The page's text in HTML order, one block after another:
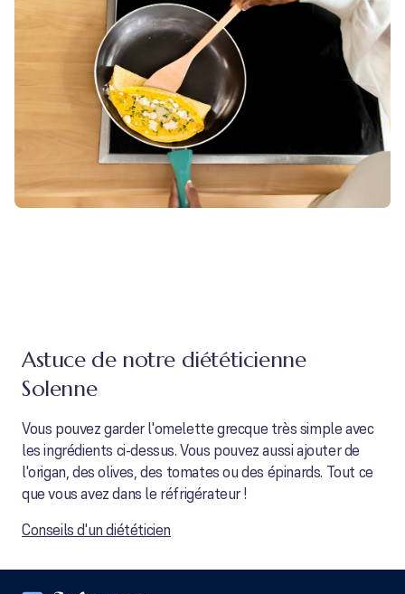
Astuce de notre diététicienne
Solenne
Vous pouvez garder l'omelette grecque très simple avec
les ingrédients ci-dessus. Vous pouvez aussi ajouter de
l'origan, des olives, des tomates ou des épinards. Tout ce
que vous avez dans le réfrigérateur !
Conseils d'un diététicien